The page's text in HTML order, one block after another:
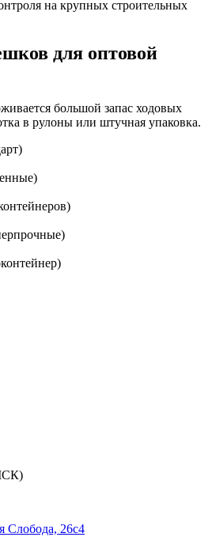
на крупных строительных
для оптовой
большой запас ходовых
в рулоны или штучная упаковка.
Слобода, 26с4